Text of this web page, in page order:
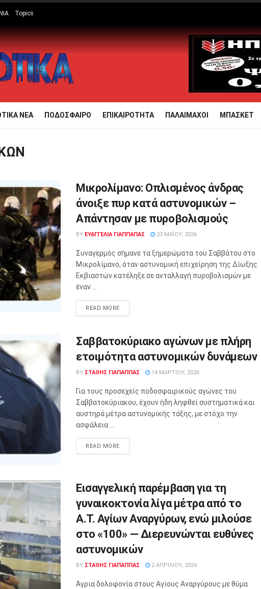
Topics
ΝΕΑ ΠΟΔΟΣΦΑΙΡΟ ΕΠΙΚΑΙΡΟΤΗΤΑ ΠΑΛΑΙΜΑΧΟΙ ΜΠΑΣΚΕΤ
Μικρολίμανο: Οπλισμένος άνδρας
άνοιξε πυρ κατά αστυνομικών –
Απάντησαν με πυροβολισμούς
BY ΕΥΑΓΓΕΛΊΑ ΓΊΑΠΠΑΠΑΣ 23 ΜΑΪ́ΟΥ, 2026
Συναγερμός σήμανε τα ξημερώματα του Σαββάτου στο
Μικρολίμανο, όταν αστυνομική επιχείρηση της Δίωξης
Εκβιαστών κατέληξε σε ανταλλαγή πυροβολισμών με
έναν ...
READ MORE
Σαββατοκύριακο αγώνων με πλήρη
ετοιμότητα αστυνομικών δυνάμεων
BY ΣΤΑΘΗΣ ΓΊΑΠΑΠΠΑΣ 14 ΜΑΡΤΊΟΥ, 2026
Για τους προσεχείς ποδοσφαιρικούς αγώνες του
Σαββατοκύριακου, έχουν ήδη ληφθεί συστηματικά και
αυστηρά μέτρα αστυνομικής τάξης, με στόχο την
ασφάλεια ...
READ MORE
Εισαγγελική παρέμβαση για τη
γυναικοκτονία λίγα μέτρα από το
Α.Τ. Αγίων Αναργύρων, ενώ μιλούσε
στο «100» — Διερευνώνται ευθύνες
αστυνομικών
BY ΣΤΑΘΗΣ ΓΊΑΠΑΠΠΑΣ 2 ΑΠΡΙΛΊΟΥ, 2024
Άγρια δολοφονία στους Αγίους Αναργύρους με θύμα